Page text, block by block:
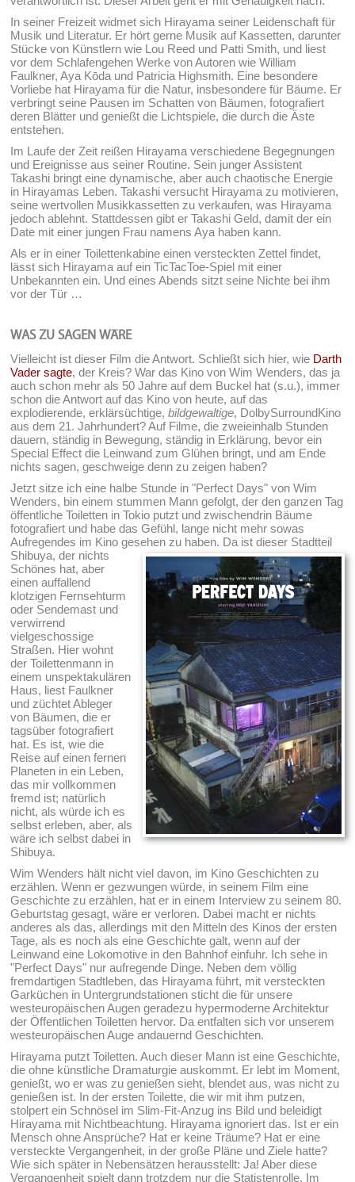
In seiner Freizeit widmet sich Hirayama seiner Leidenschaft für
Musik und Literatur. Er hört gerne Musik auf Kassetten, darunter
Stücke von Künstlern wie Lou Reed und Patti Smith, und liest
vor dem Schlafengehen Werke von Autoren wie William
Faulkner, Aya Kōda und Patricia Highsmith. Eine besondere
Vorliebe hat Hirayama für die Natur, insbesondere für Bäume. Er
verbringt seine Pausen im Schatten von Bäumen, fotografiert
deren Blätter und genießt die Lichtspiele, die durch die Äste
entstehen.
Im Laufe der Zeit reißen Hirayama verschiedene Begegnungen
und Ereignisse aus seiner Routine. Sein junger Assistent
Takashi bringt eine dynamische, aber auch chaotische Energie
in Hirayamas Leben. Takashi versucht Hirayama zu motivieren,
seine wertvollen Musikkassetten zu verkaufen, was Hirayama
jedoch ablehnt. Stattdessen gibt er Takashi Geld, damit der ein
Date mit einer jungen Frau namens Aya haben kann.
Als er in einer Toilettenkabine einen versteckten Zettel findet,
lässt sich Hirayama auf ein TicTacToe-Spiel mit einer
Unbekannten ein. Und eines Abends sitzt seine Nichte bei ihm
vor der Tür …
WAS ZU SAGEN WÄRE
Vielleicht ist dieser Film die Antwort. Schließt sich hier, wie Darth
Vader sagte, der Kreis? War das Kino von Wim Wenders, das ja
auch schon mehr als 50 Jahre auf dem Buckel hat (s.u.), immer
schon die Antwort auf das Kino von heute, auf das
explodierende, erklärsüchtige,bildgewaltige, DolbySurroundKino
aus dem 21. Jahrhundert? Auf Filme, die zweieinhalb Stunden
dauern, ständig in Bewegung, ständig in Erklärung, bevor ein
Special Effect die Leinwand zum Glühen bringt, und am Ende
nichts sagen, geschweige denn zu zeigen haben?
Jetzt sitze ich eine halbe Stunde in "Perfect Days" von Wim
Wenders, bin einem stummen Mann gefolgt, der den ganzen Tag
öffentliche Toiletten in Tokio putzt und zwischendrin Bäume
fotografiert und habe das Gefühl, lange nicht mehr sowas
Aufregendes im Kino gesehen zu haben. Da ist dieser Stadtteil
Shibuya, der nichts
Schönes hat, aber
einen auffallend
klotzigen Fernsehturm
oder Sendemast und
verwirrend
vielgeschossige
Straßen. Hier wohnt
der Toilettenmann in
einem unspektakulären
Haus, liest Faulkner
und züchtet Ableger
von Bäumen, die er
tagsüber fotografiert
hat. Es ist, wie die
Reise auf einen fernen
Planeten in ein Leben,
das mir vollkommen
fremd ist; natürlich
nicht, als würde ich es
selbst erleben, aber, als
wäre ich selbst dabei in
Shibuya.
Wim Wenders hält nicht viel davon, im Kino Geschichten zu
erzählen. Wenn er gezwungen würde, in seinem Film eine
Geschichte zu erzählen, hat er in einem Interview zu seinem 80.
Geburtstag gesagt, wäre er verloren. Dabei macht er nichts
anderes als das, allerdings mit den Mitteln des Kinos der ersten
Tage, als es noch als eine Geschichte galt, wenn auf der
Leinwand eine Lokomotive in den Bahnhof einfuhr. Ich sehe in
"Perfect Days" nur aufregende Dinge. Neben dem völlig
fremdartigen Stadtleben, das Hirayama führt, mit versteckten
Garküchen in Untergrundstationen sticht die für unsere
westeuropäischen Augen geradezu hypermoderne Architektur
der Öffentlichen Toiletten hervor. Da entfalten sich vor unserem
westeuropäischen Auge andauernd Geschichten.
Hirayama putzt Toiletten. Auch dieser Mann ist eine Geschichte,
die ohne künstliche Dramaturgie auskommt. Er lebt im Moment,
genießt, wo er was zu genießen sieht, blendet aus, was nicht zu
genießen ist. In der ersten Toilette, die wir mit ihm putzen,
stolpert ein Schnösel im Slim-Fit-Anzug ins Bild und beleidigt
Hirayama mit Nichtbeachtung. Hirayama ignoriert das. Ist er ein
Mensch ohne Ansprüche? Hat er keine Träume? Hat er eine
versteckte Vergangenheit, in der große Pläne und Ziele hatte?
Wie sich später in Nebensätzen herausstellt: Ja! Aber diese
Vergangenheit spielt dann trotzdem nur die Statistenrolle. Im